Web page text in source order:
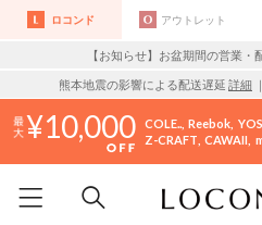
ロコンド アウトレット
【お知らせ】お盆期間の営業・
熊本地震の影響による配送遅延 詳細
10,000 COLE.. Reebok
Z-CRAFT CAWAII